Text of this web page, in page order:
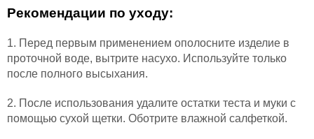
Рекомендации по уходу:
1. Перед первым применением ополосните изделие в
проточной воде, вытрите насухо. Используйте только
после полного высыхания.
2. После использования удалите остатки теста и муки с
помощью сухой щетки. Оботрите влажной салфеткой.